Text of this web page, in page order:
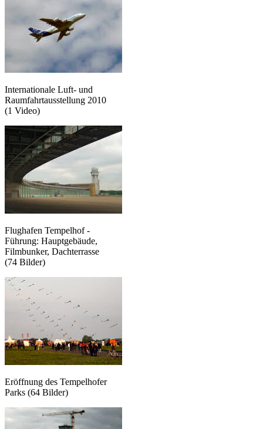
Internationale Luft- und
Raumfahrtausstellung 2010
(1 Video)
Flughafen Tempelhof -
Führung: Hauptgebäude,
Filmbunker, Dachterrasse
(74 Bilder)
Eröffnung des Tempelhofer
Parks (64 Bilder)